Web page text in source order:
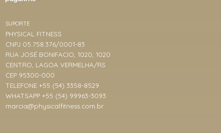
SUPORTE
PHYSICAL FITNESS
CNPJ 05.758.376/0001-83
RUA JOSÉ BONIFACIO, 1020, 1020
CENTRO, LAGOA VERMELHA/RS
CEP 95300-000
TELEFONE +55 (54) 3358-8529
WHATSAPP +55 (54) 99963-3093
marcia@physicalfitness.com.br